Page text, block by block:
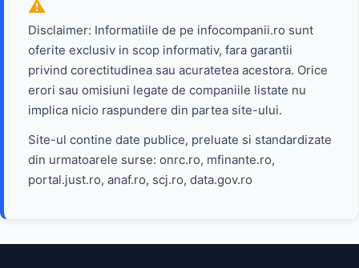
Disclaimer: Informatiile de pe infocompanii.ro sunt
oferite exclusiv in scop informativ, fara garantii
privind corectitudinea sau acuratetea acestora. Orice
erori sau omisiuni legate de companiile listate nu
implica nicio raspundere din partea site-ului.
Site-ul contine date publice, preluate si standardizate
din urmatoarele surse: onrc.ro, mfinante.ro,
portal.just.ro, anaf.ro, scj.ro, data.gov.ro